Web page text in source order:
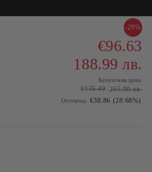
-29%
€96.63
188.99 лв.
Каталожна цена:
€135.49 265.00 лв.
Отстъпка: €38.86 (28.68%)